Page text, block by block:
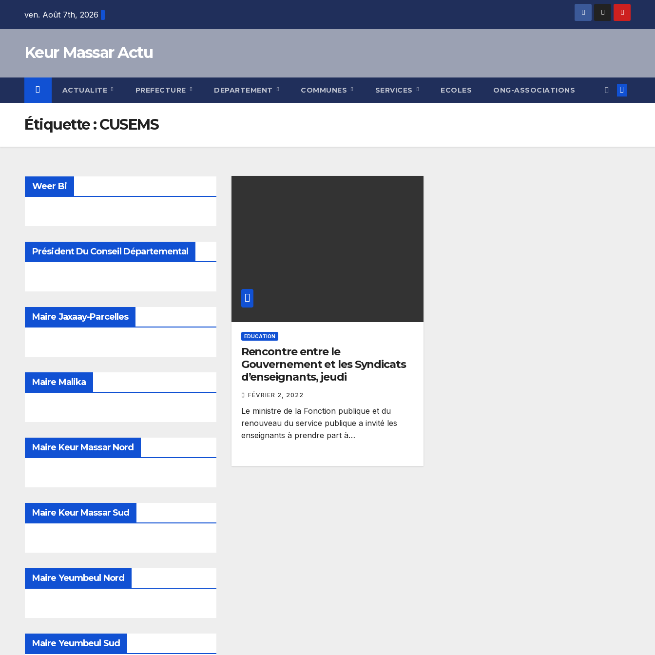
ven. Août 7th, 2026
Keur Massar Actu
ACTUALITE PREFECTURE DEPARTEMENT COMMUNES SERVICES ECOLES ONG-ASSOCIATIONS
Étiquette :CUSEMS
Weer Bi
Président Du Conseil Départemental
Maire Jaxaay-Parcelles
Maire Malika
Maire Keur Massar Nord
Maire Keur Massar Sud
Maire Yeumbeul Nord
Maire Yeumbeul Sud
EDUCATION
Rencontre entre le
Gouvernement et les Syndicats
d’enseignants, jeudi
FÉVRIER 2, 2022
Le ministre de la Fonction publique et du
renouveau du service publique a invité les
enseignants à prendre part à…